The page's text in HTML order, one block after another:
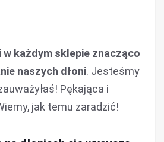
w każdym sklepie znacząco
naszych dłoni. Jesteśmy
Pękająca i
jak temu zaradzić!